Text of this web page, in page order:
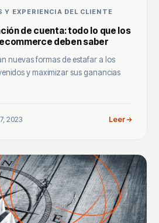
Y EXPERIENCIA DEL CLIENTE
de cuenta: todo lo que los
deben saber
nuevas formas de estafar a los
y maximizar sus ganancias
2023 Leer